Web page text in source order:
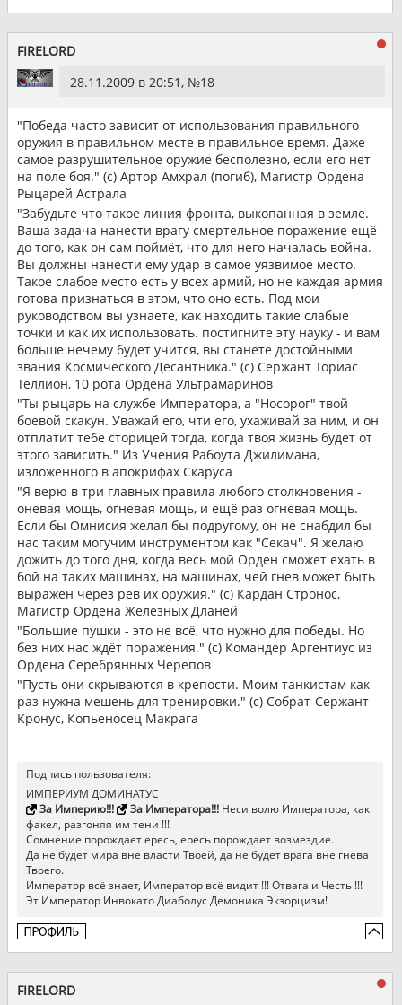
FIRELORD
28.11.2009 в 20:51, №18
"Победа часто зависит от использования правильного
оружия в правильном месте в правильное время. Даже
самое разрушительное оружие бесполезно, если его нет
на поле боя." (с) Артор Амхрал (погиб), Магистр Ордена
Рыцарей Астрала
"Забудьте что такое линия фронта, выкопанная в земле.
Ваша задача нанести врагу смертельное поражение ещё
до того, как он сам поймёт, что для него началась война.
Вы должны нанести ему удар в самое уязвимое место.
Такое слабое место есть у всех армий, но не каждая армия
готова признаться в этом, что оно есть. Под мои
руководством вы узнаете, как находить такие слабые
точки и как их использовать. постигните эту науку - и вам
больше нечему будет учится, вы станете достойными
звания Космического Десантника." (с) Сержант Ториас
Теллион, 10 рота Ордена Ультрамаринов
"Ты рыцарь на службе Императора, а "Носорог" твой
боевой скакун. Уважай его, чти его, ухаживай за ним, и он
отплатит тебе сторицей тогда, когда твоя жизнь будет от
этого зависить." Из Учения Рабоута Джилимана,
изложенного в апокрифах Скаруса
"Я верю в три главных правила любого столкновения -
оневая мощь, огневая мощь, и ещё раз огневая мощь.
Если бы Омнисия желал бы подругому, он не снабдил бы
нас таким могучим инструментом как "Секач". Я желаю
дожить до того дня, когда весь мой Орден сможет ехать в
бой на таких машинах, на машинах, чей гнев может быть
выражен через рёв их оружия." (с) Кардан Стронос,
Магистр Ордена Железных Дланей
"Большие пушки - это не всё, что нужно для победы. Но
без них нас ждёт поражения." (с) Командер Аргентиус из
Ордена Серебрянных Черепов
"Пусть они скрываются в крепости. Моим танкистам как
раз нужна мешень для тренировки." (с) Собрат-Сержант
Кронус, Копьеносец Макрага
Подпись пользователя:
ИМПЕРИУМ ДОМИНАТУС
За Империю!!!
За Императора!!!Неси волю Императора, как
факел, разгоняя им тени !!!
Сомнение порождает ересь, ересь порождает возмездие.
Да не будет мира вне власти Твоей, да не будет врага вне гнева
Твоего.
Император всё знает, Император всё видит !!! Отвага и Честь !!!
Эт Император Инвокато Диаболус Демоника Экзорцизм!
FIRELORD